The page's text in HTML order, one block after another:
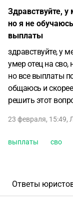
Здравствуйте, у
но я не
выплаты
здравствуйте, у
умер отец на сво,
но все выплаты
общаюсь и скорее
решить этот
23 февраля, 15:49,
выплаты сво
Ответы